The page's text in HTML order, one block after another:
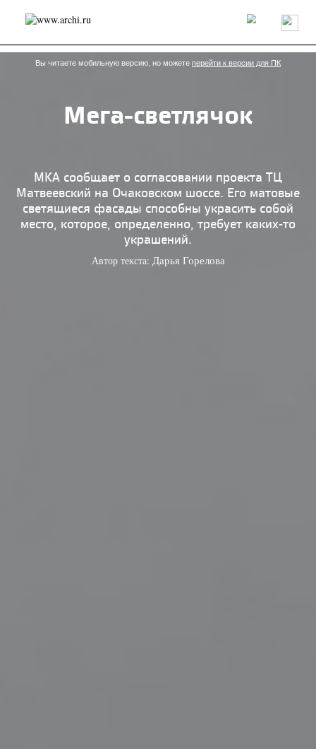
Россия Мир Технологии Интерьер Пресса
Архитекторы
Проекты
Конкурсы События Книги Вакансии
send.project Анонсы конкурсов
Блог
Дизайн
Иностранцы в России
Интерьер
Книги
Наследие Образование
Урбанистика
Эко
Вы читаете мобильную версию, но можете перейти к версии для ПК
Мега-светлячок
МКА сообщает о согласовании проекта ТЦ
Матвеевский​ на Очаковском шоссе. Его матовые
светящиеся фасады способны украсить собой
место, которое, определенно, требует каких-то
украшений.
Автор текста: Дарья Горелова